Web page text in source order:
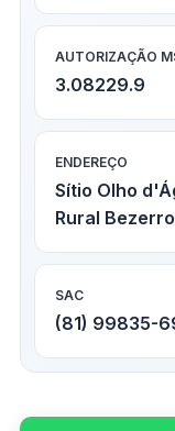
AUTORIZAÇÃO
3.08229.9
ENDEREÇO
Sítio Olho
Rural
SAC
(81) 99835-